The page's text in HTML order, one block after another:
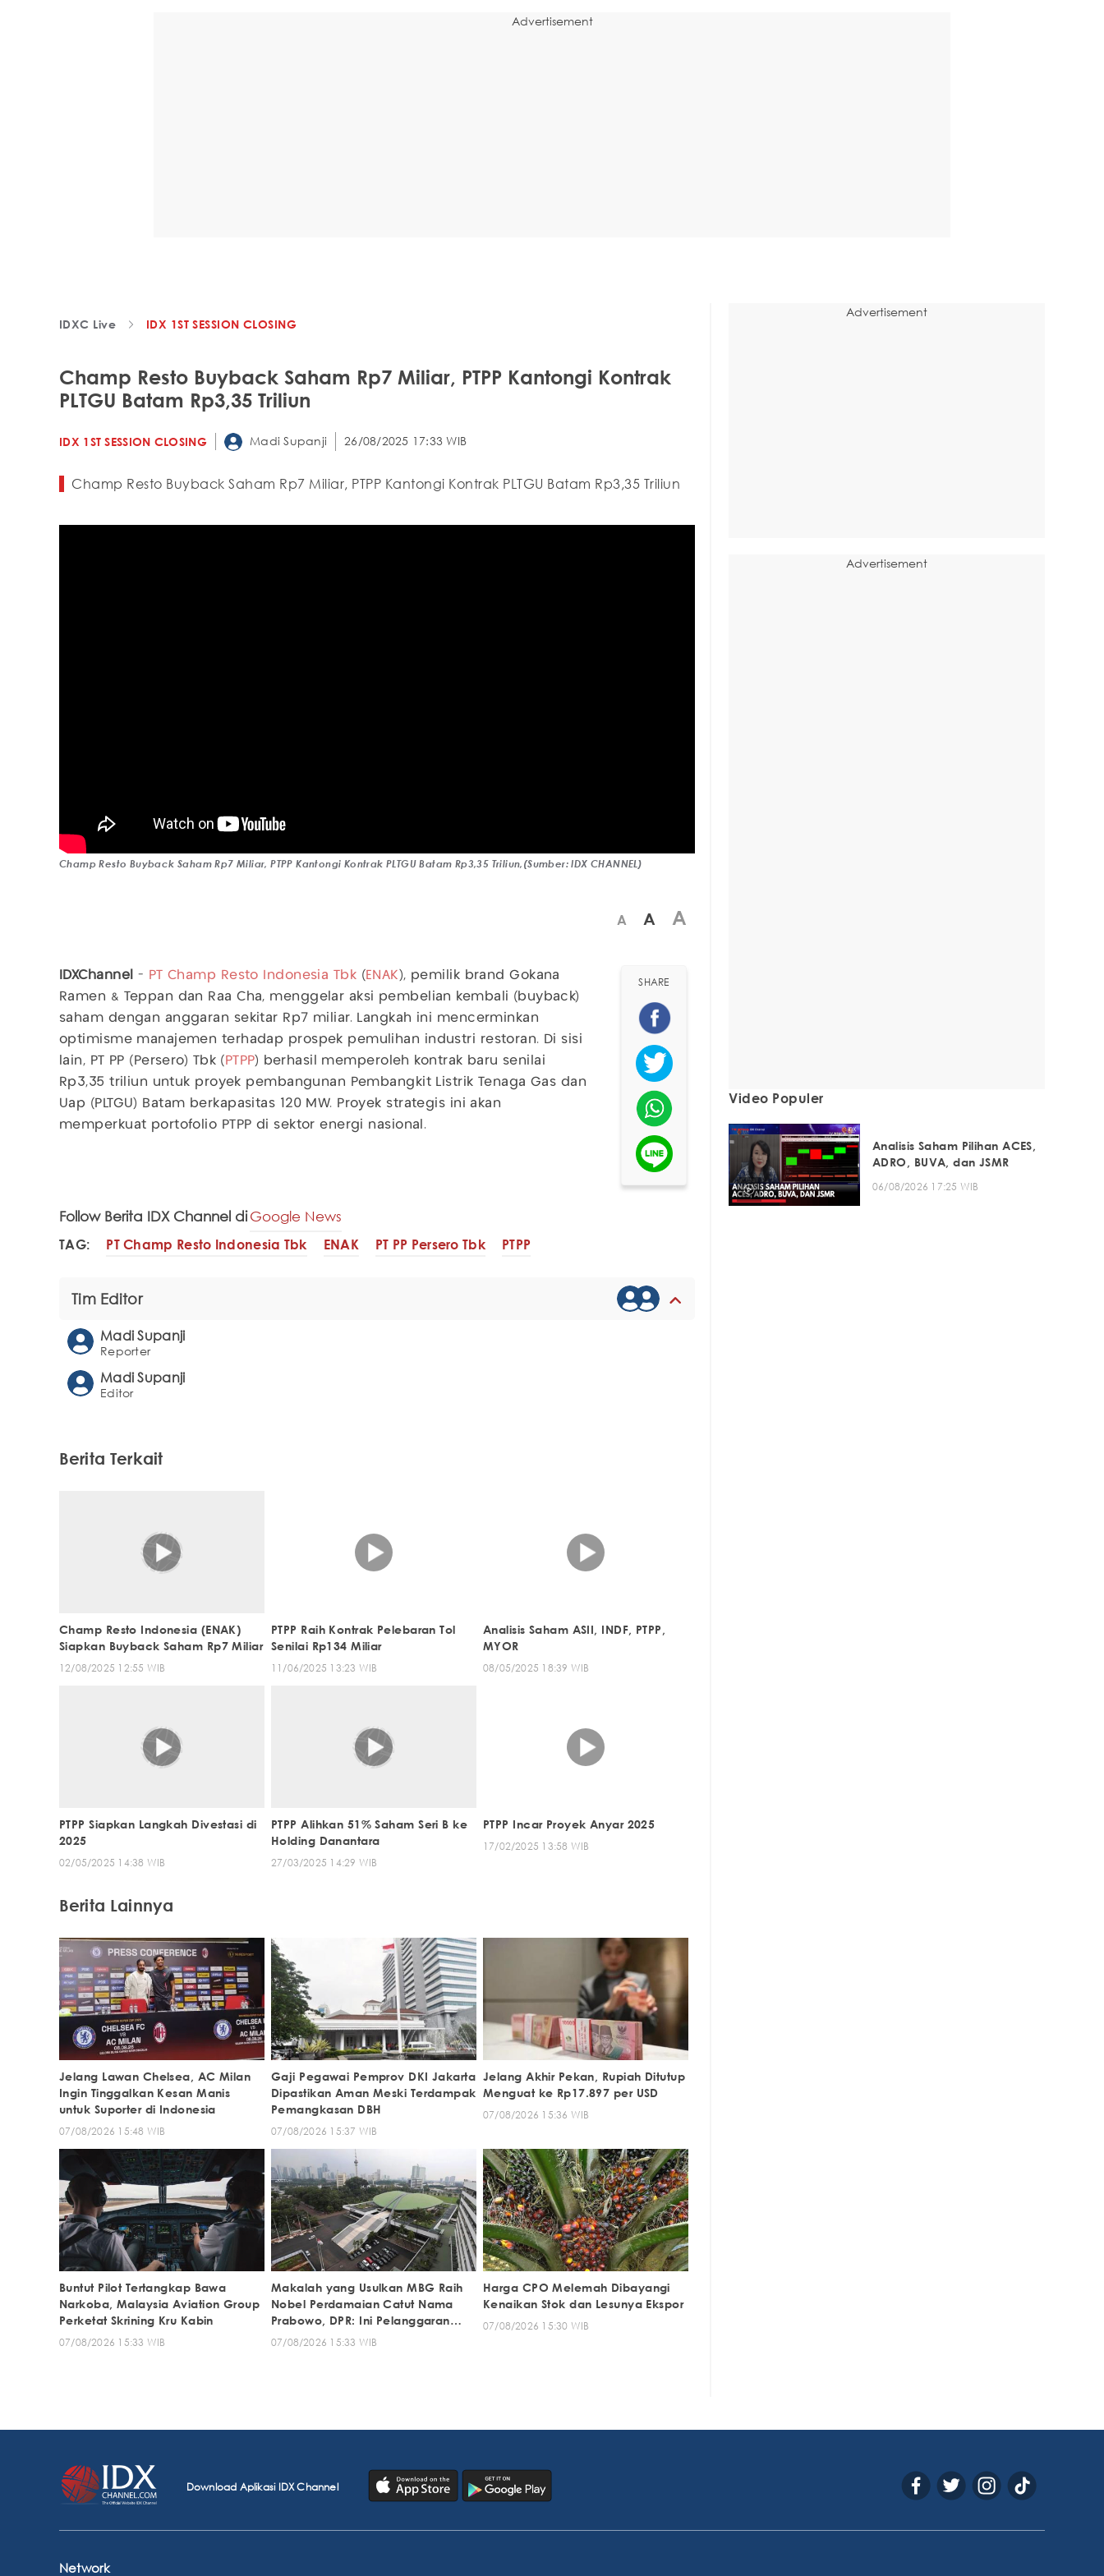
Advertisement
IDXC Live IDX 1ST SESSION CLOSING
Champ Resto Buyback Saham Rp7 Miliar, PTPP Kantongi Kontrak
PLTGU Batam Rp3,35 Triliun
IDX 1ST SESSION CLOSING Madi Supanji 26/08/2025 17:33 WIB
Champ Resto Buyback Saham Rp7 Miliar, PTPP Kantongi Kontrak PLTGU Batam Rp3,35 Triliun
Champ Resto Buyback Saham Rp7 Miliar, PTPP Kantongi Kontrak PLTGU Batam Rp3,35 Triliun,(Sumber: IDX CHANNEL)
A A A
IDXChannel - PT Champ Resto Indonesia Tbk ( ENAK ), pemilik brand Gokana
Ramen & Teppan dan Raa Cha, menggelar aksi pembelian kembali (buyback)
saham dengan anggaran sekitar Rp7 miliar. Langkah ini mencerminkan
optimisme manajemen terhadap prospek pemulihan industri restoran. Di sisi
lain, PT PP (Persero) Tbk ( PTPP) berhasil memperoleh kontrak baru senilai
Rp3,35 triliun untuk proyek pembangunan Pembangkit Listrik Tenaga Gas dan
Uap (PLTGU) Batam berkapasitas 120 MW. Proyek strategis ini akan
memperkuat portofolio PTPP di sektor energi nasional.
SHARE
Follow Berita IDX Channel diGoogle News
TAG: PT Champ Resto Indonesia Tbk ENAK PT PP Persero Tbk PTPP
Tim Editor
Madi Supanji
Reporter
Madi Supanji
Editor
Berita Terkait
Champ Resto Indonesia (ENAK)
Siapkan Buyback Saham Rp7 Miliar
12/08/2025 12:55 WIB
PTPP Raih Kontrak Pelebaran Tol
Senilai Rp134 Miliar
11/06/2025 13:23 WIB
Analisis Saham ASII, INDF, PTPP,
MYOR
08/05/2025 18:39 WIB
PTPP Siapkan Langkah Divestasi di
2025
02/05/2025 14:38 WIB
PTPP Alihkan 51% Saham Seri B ke
Holding Danantara
27/03/2025 14:29 WIB
PTPP Incar Proyek Anyar 2025
17/02/2025 13:58 WIB
Berita Lainnya
Jelang Lawan Chelsea, AC Milan
Ingin Tinggalkan Kesan Manis
untuk Suporter di Indonesia
07/08/2026 15:48 WIB
Gaji Pegawai Pemprov DKI Jakarta
Dipastikan Aman Meski Terdampak
Pemangkasan DBH
07/08/2026 15:37 WIB
Jelang Akhir Pekan, Rupiah Ditutup
Menguat ke Rp17.897 per USD
07/08/2026 15:36 WIB
Buntut Pilot Tertangkap Bawa
Narkoba, Malaysia Aviation Group
Perketat Skrining Kru Kabin
07/08/2026 15:33 WIB
Makalah yang Usulkan MBG Raih
Nobel Perdamaian Catut Nama
Prabowo, DPR: Ini Pelanggaran
Serius
07/08/2026 15:33 WIB
Harga CPO Melemah Dibayangi
Kenaikan Stok dan Lesunya Ekspor
07/08/2026 15:30 WIB
Advertisement
Advertisement
Video Populer
Analisis Saham Pilihan ACES,
ADRO, BUVA, dan JSMR
06/08/2026 17:25 WIB
Download Aplikasi IDX Channel
Network